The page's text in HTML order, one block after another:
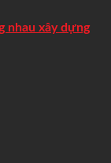
nhau xây dựng